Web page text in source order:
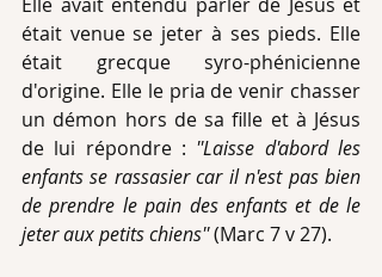
était venue se jeter à ses pieds. Elle
était grecque syro-phénicienne
d'origine. Elle le pria de venir chasser
un démon hors de sa fille et à Jésus
de lui répondre : ''Laisse d'abord les
enfants se rassasier car il n'est pas bien
de prendre le pain des enfants et de le
jeter aux petits chiens'' (Marc 7 v 27).